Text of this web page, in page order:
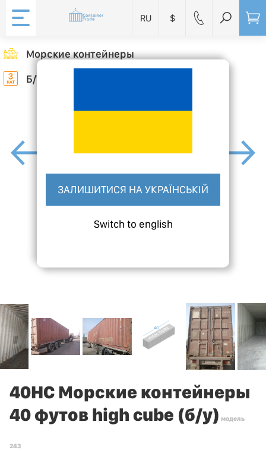
RU
ЗАЛИШИТИСЯ НА УКРАЇНСЬКІЙ
Switch to english
$
Морские контейнеры
Б/У (3 Категория)
40HC Морские контейнеры
40 футов high cube (б/у) модель
243